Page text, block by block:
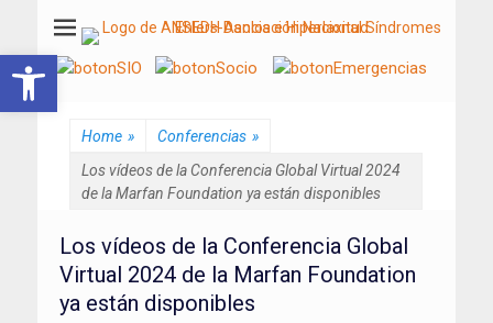
ANSEDH
Asociación Nacional del Síndrome de Ehlers-Danlos e Hiperlaxitud
Home » Conferencias »
Los vídeos de la Conferencia Global Virtual 2024
de la Marfan Foundation ya están disponibles
Los vídeos de la Conferencia Global
Virtual 2024 de la Marfan Foundation
ya están disponibles
Abrir barra de herramientas